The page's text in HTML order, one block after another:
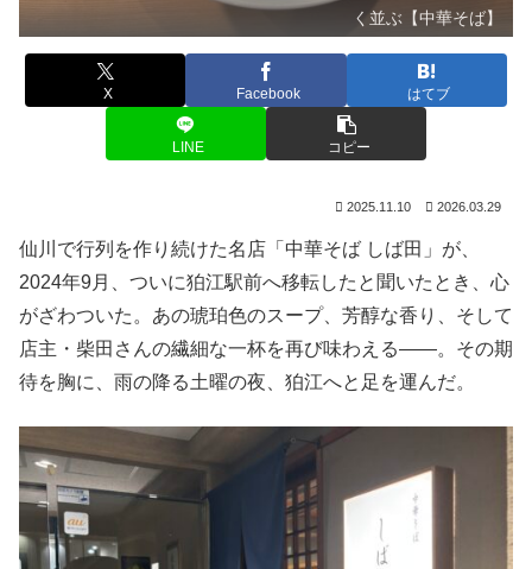
く並ぶ【中華そば】
X Facebook はてブ
LINE コピー
2025.11.10 2026.03.29
仙川で行列を作り続けた名店「中華そば しば田」が、
2024年9月、ついに狛江駅前へ移転したと聞いたとき、心
がざわついた。あの琥珀色のスープ、芳醇な香り、そして
店主・柴田さんの繊細な一杯を再び味わえる——。その期
待を胸に、雨の降る土曜の夜、狛江へと足を運んだ。